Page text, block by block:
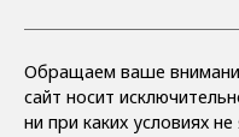
Обращаем ваше
сайт носит
ни при каких условиях